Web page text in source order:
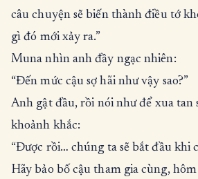
câu chuyện sẽ biến thành điều tớ
gì đó mới xảy ra.”
Muna nhìn anh đầy ngạc nhiên:
“Đến mức cậu sợ hãi như vậy sao?”
Anh gật đầu, rồi nói như để xua tan
khoảnh khắc:
“Được rồi… chúng ta sẽ bắt đầu khi
Hãy bảo bố cậu tham gia cùng,